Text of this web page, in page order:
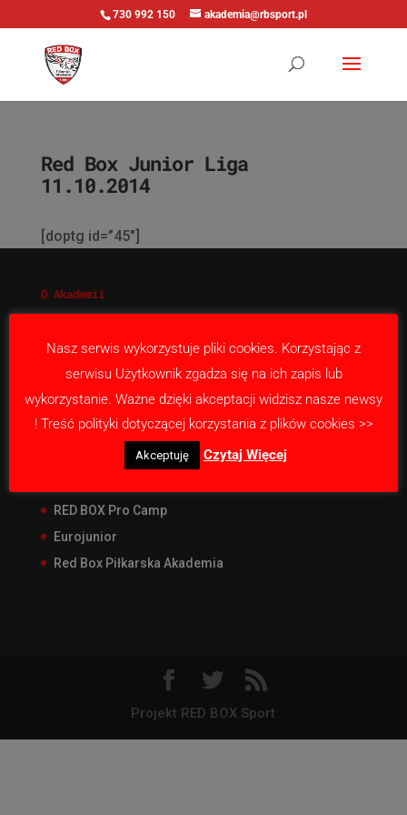
730 992 150 akademia@rbsport.pl
Red Box Junior Liga
11.10.2014
[doptg id=”45″]
O Akademii
Nasza misja
Kontakt
Nasze projekty
RED BOX Junior Liga
RED BOX Pro Camp
Eurojunior
Red Box Piłkarska Akademia
Projekt RED BOX Sport
Nasz serwis wykorzystuje pliki cookies. Korzystając z
serwisu Użytkownik zgadza się na ich zapis lub
wykorzystanie. Ważne dzięki akceptacji widzisz nasze newsy
! Treść polityki dotyczącej korzystania z plików cookies >>
Akceptuję Czytaj Więcej